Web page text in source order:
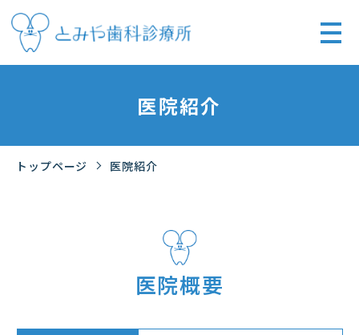
医院紹介
トップページ 医院紹介
医院概要